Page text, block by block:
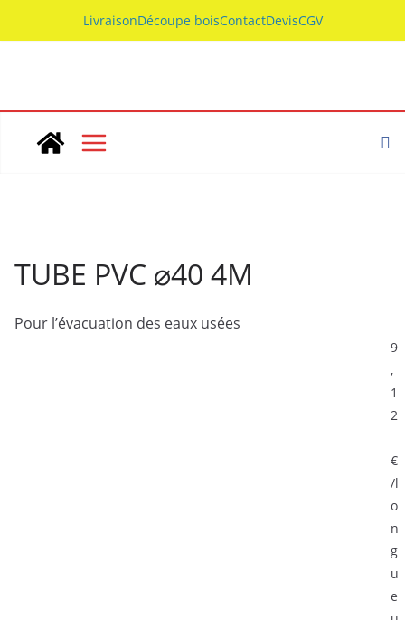
to
LivraisonDécoupe boisContactDevisCGV
TUBE PVC ⌀40 4M
Pour l’évacuation des eaux usées
9
,
1
2
€
/l
o
n
g
u
e